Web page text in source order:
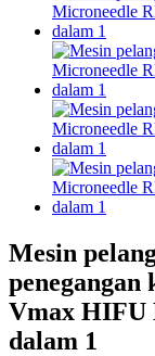
Mesin
Vmax HIFU
dalam 1